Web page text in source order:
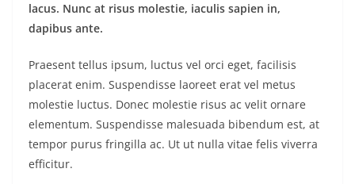
lacus. Nunc at risus molestie, iaculis sapien in,
dapibus ante.
Praesent tellus ipsum, luctus vel orci eget, facilisis
placerat enim. Suspendisse laoreet erat vel metus
molestie luctus. Donec molestie risus ac velit ornare
elementum. Suspendisse malesuada bibendum est, at
tempor purus fringilla ac. Ut ut nulla vitae felis viverra
efficitur.